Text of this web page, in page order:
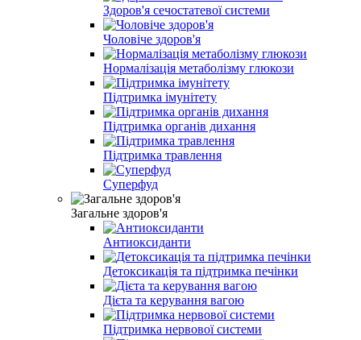
Здоров'я сечостатевої системи
Чоловіче здоров'я
Нормалізація метаболізму глюкози
Підтримка імунітету
Підтримка органів дихання
Підтримка травлення
Суперфуд
Загальне здоров'я
Антиоксиданти
Детоксикація та підтримка печінки
Дієта та керування вагою
Підтримка нервової системи